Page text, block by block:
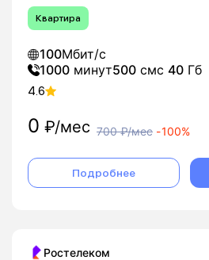
Квартира
100Мбит/с
1000 минут500 смс 40 Гб
4.6
0 ₽/мес 700₽/мес -100%
Подробнее
Ростелеком